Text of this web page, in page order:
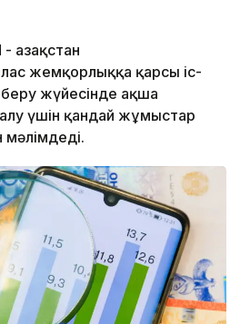
Қазақстан
жемқорлыққа қарсы іс-
беру жүйесінде ақша
үшін қандай жұмыстар